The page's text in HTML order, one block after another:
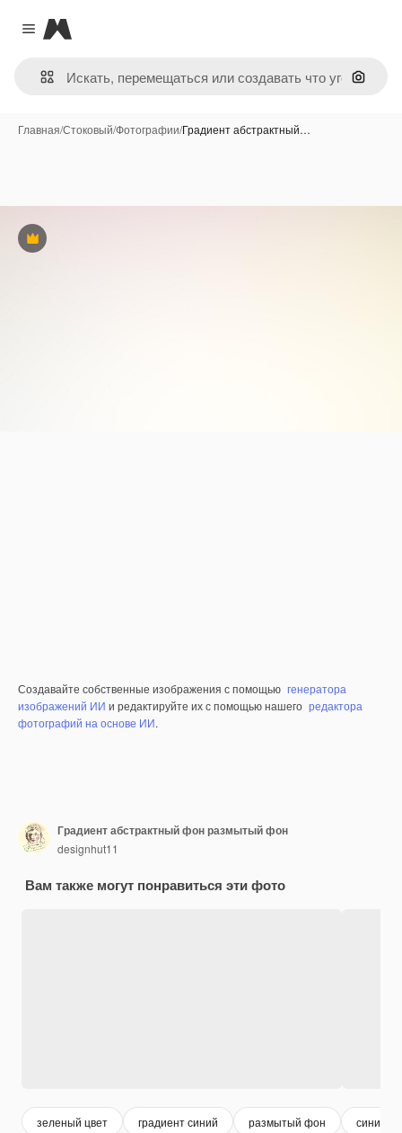
Close menu
Magnific
Поиск
Главная/Стоковый/Фотографии/Градиент абстрактный…
Премиум
Создавайте собственные изображения с помощью генератора
изображений ИИ и редактируйте их с помощью нашего редактора
фотографий на основе ИИ.
Градиент абстрактный фон размытый фон
designhut11
Вам также могут понравиться эти фото
зеленый цвет градиент синий размытый фон синий